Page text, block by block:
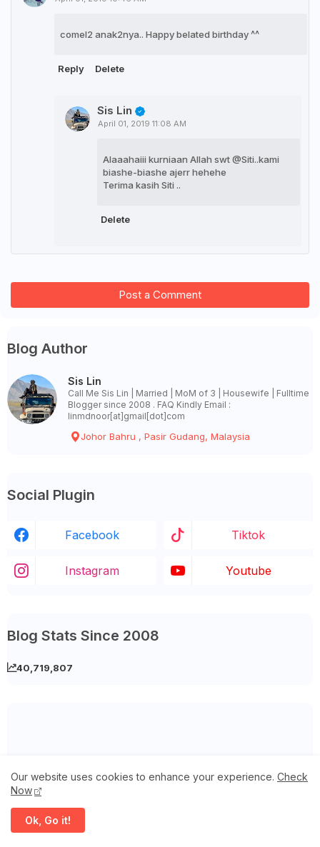
comel2 anak2nya.. Happy belated birthday ^^
Reply Delete
Sis Lin
April 01, 2019 11:08 AM
Alaaahaiii kurniaan Allah swt @Siti..kami
biashe-biashe ajerr hehehe
Terima kasih Siti ..
Delete
Post a Comment
Blog Author
Sis Lin
Call Me Sis Lin | Married | MoM of 3 | Housewife | Fulltime
Blogger since 2008 . FAQ Kindly Email :
linmdnoor[at]gmail[dot]com
Johor Bahru , Pasir Gudang, Malaysia
Social Plugin
Facebook Tiktok
Instagram Youtube
Blog Stats Since 2008
40,719,807
Our website uses cookies to enhance your experience. Check
Now
Ok, Go it!